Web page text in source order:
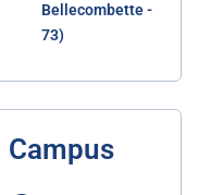
Bellecombette -
73)
Campus